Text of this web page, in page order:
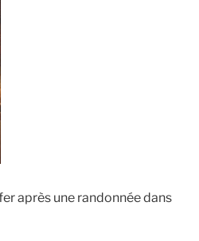
après une randonnée dans